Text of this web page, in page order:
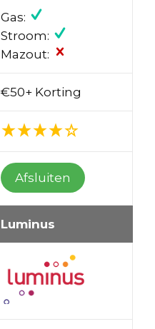
Gas:
Stroom:
Mazout:
€50+ Korting
Afsluiten
Luminus